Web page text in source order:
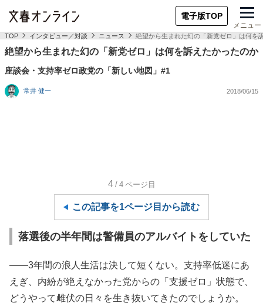
電子版TOP
メニュー
TOP インタビュー／対談 ニュース 絶望から生まれた幻の「新党ゼロ」は何を
絶望から生まれた幻の「新党ゼロ」は何を訴えたかったのか
座談会・支持率ゼロ政党の「新しい地図」#1
常井 健一 2018/06/15
4 /4 ページ目
この記事を1ページ目から読む
落選後の半年間は警備員のアルバイトをしていた
――3年間の浪人生活は決して短くない。支持率低迷にあ
えぎ、内紛が絶えなかった党からの「支援ゼロ」状態で、
どうやって雌伏の日々を生き抜いてきたのでしょうか。